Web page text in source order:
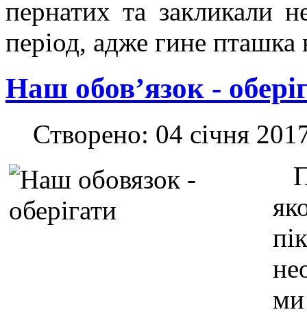
пернатих та закликали
період, адже гине пташка
Наш обов’язок -
Створено: 04 січня
ми